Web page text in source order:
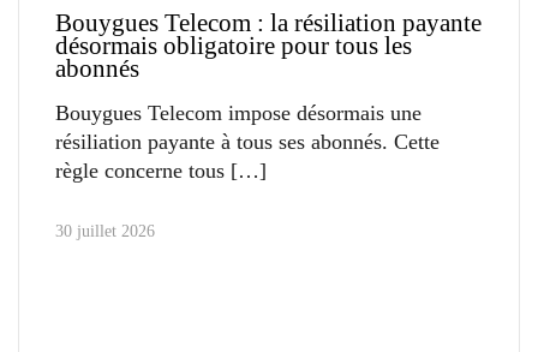
Bouygues Telecom : la résiliation payante
désormais obligatoire pour tous les
abonnés
Bouygues Telecom impose désormais une
résiliation payante à tous ses abonnés. Cette
règle concerne tous
30 juillet 2026